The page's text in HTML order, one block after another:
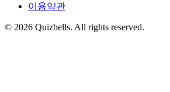
이용약관
© 2026 Quizbells. All rights reserved.